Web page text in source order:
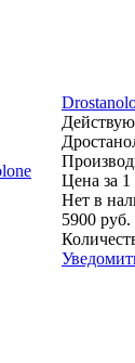
Цена за
Нет в
5900 руб.